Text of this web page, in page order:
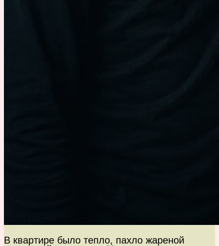
В квартире было тепло, пахло жареной